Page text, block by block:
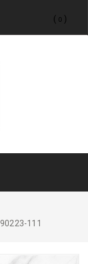
( 0 )
111